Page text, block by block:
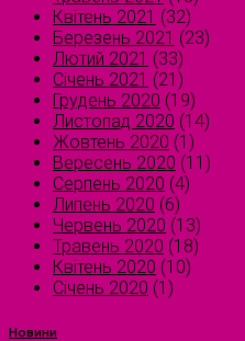
Квітень 2021 (32)
Березень 2021 (23)
Лютий 2021 (33)
Січень 2021 (21)
Грудень 2020 (19)
Листопад 2020 (14)
Жовтень 2020 (1)
Вересень 2020 (11)
Серпень 2020 (4)
Липень 2020 (6)
Червень 2020 (13)
Травень 2020 (18)
Квітень 2020 (10)
Січень 2020 (1)
Новини